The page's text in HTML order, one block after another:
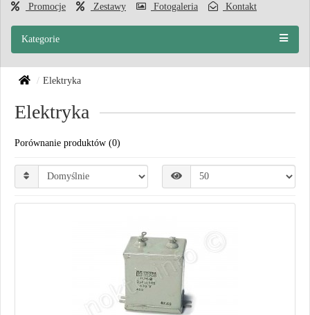
Promocje Zestawy Fotogaleria Kontakt
Kategorie
Elektryka
Elektryka
Porównanie produktów (0)